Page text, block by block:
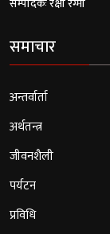
सम्पादकः रक्षा रेग्मी
समाचार
अन्तर्वार्ता
अर्थतन्त्र
जीवनशैली
पर्यटन
प्रविधि